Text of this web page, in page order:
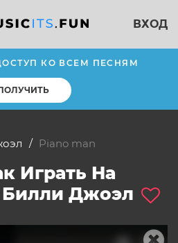
ВХОД
КО ВСЕМ ПЕСНЯМ
piano man
Играть На
Джоэл